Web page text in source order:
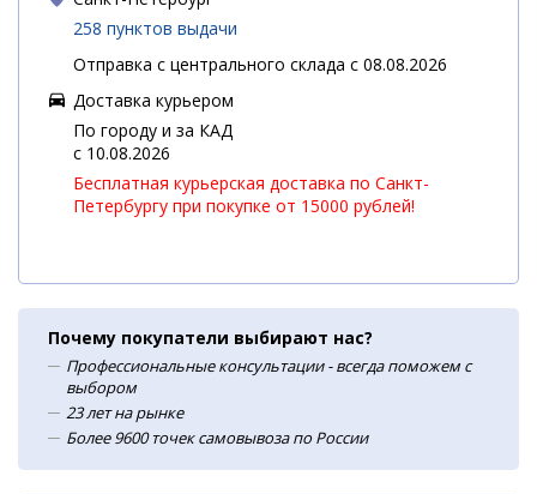
258 пунктов выдачи
Отправка с центрального склада с 08.08.2026
Доставка курьером
По городу и за КАД
c 10.08.2026
Бесплатная курьерская доставка по Санкт-
Петербургу при покупке от 15000 рублей!
Почему покупатели выбирают нас?
Профессиональные консультации - всегда поможем с
выбором
23 лет на рынке
Более 9600 точек самовывоза по России